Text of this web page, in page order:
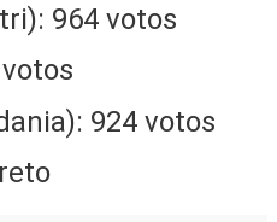
964 votos
924 votos